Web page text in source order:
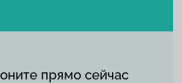
прямо сейчас